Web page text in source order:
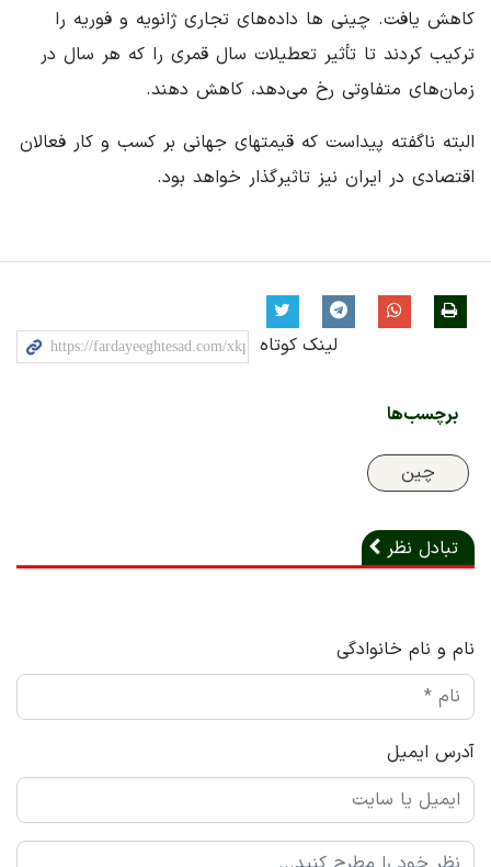
کاهش یافت. چینی ها داده‌های تجاری ژانویه و فوریه را
ترکیب کردند تا تأثیر تعطیلات سال قمری را که هر سال در
زمان‌های متفاوتی رخ می‌دهد، کاهش دهند.
البته ناگفته پیداست که قیمتهای جهانی بر کسب و کار فعالان
اقتصادی در ایران نیز تاثیرگذار خواهد بود.
لینک کوتاه
برچسب‌ها
چین
تبادل نظر
نام و نام خانوادگی
آدرس ایمیل